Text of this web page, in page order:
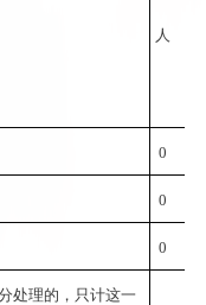
人
0
0
0
处理的，只计这一